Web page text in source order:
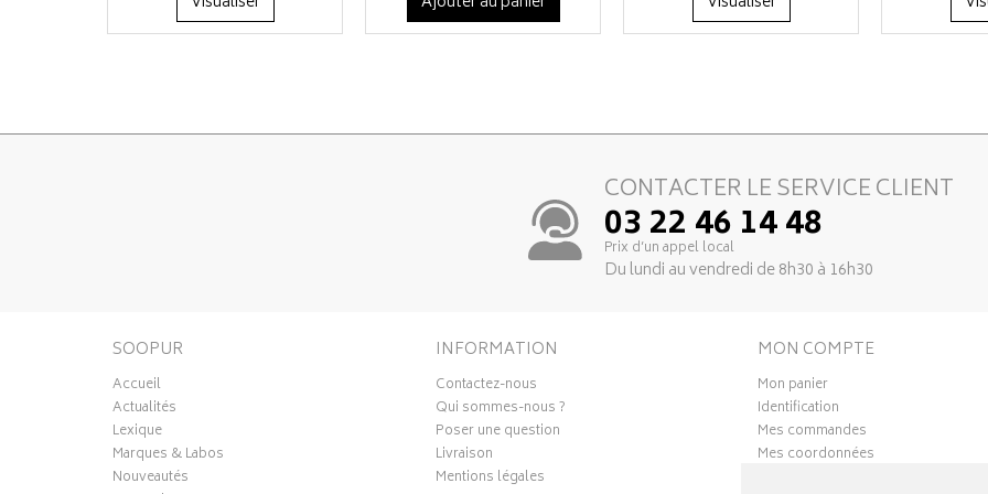
CONTACTER LE SERVICE CLIENT
03 22 46 14 48
Prix d’un appel local
Du lundi au vendredi de 8h30 à 16h30
SOOPUR
Accueil
Actualités
Lexique
Marques & Labos
Nouveautés
INFORMATION
Contactez-nous
Qui sommes-nous ?
Poser une question
Livraison
Mentions légales
MON COMPTE
Mon panier
Identification
Mes commandes
Mes coordonnées